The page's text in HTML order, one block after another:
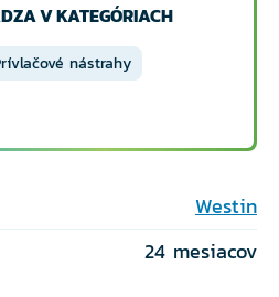
V KATEGÓRIACH
nástrahy
Westin
24 mesiacov